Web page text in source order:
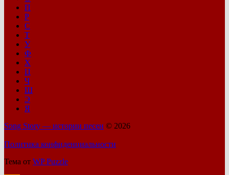
П
Р
С
Т
У
Ф
Х
Ц
Ч
Ш
Э
Я
Song Story — истории песен © 2026
Политика конфиденциальности
Тема от WP Puzzle